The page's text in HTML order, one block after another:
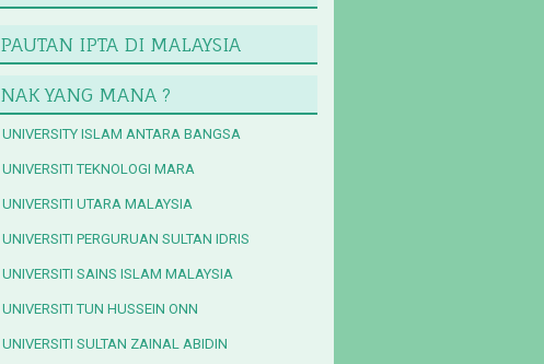
PAUTAN IPTA DI MALAYSIA
NAK YANG MANA ?
UNIVERSITY ISLAM ANTARA BANGSA
UNIVERSITI TEKNOLOGI MARA
UNIVERSITI UTARA MALAYSIA
UNIVERSITI PERGURUAN SULTAN IDRIS
UNIVERSITI SAINS ISLAM MALAYSIA
UNIVERSITI TUN HUSSEIN ONN
UNIVERSITI SULTAN ZAINAL ABIDIN